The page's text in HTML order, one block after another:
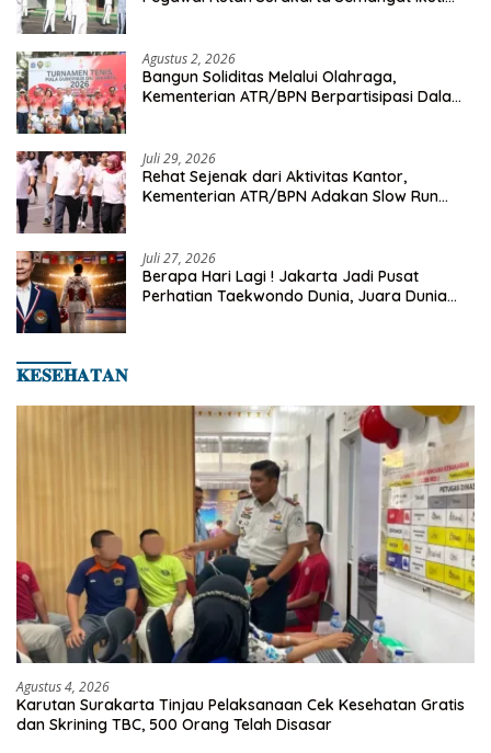
Agustus 2, 2026
Bangun Soliditas Melalui Olahraga,
Kementerian ATR/BPN Berpartisipasi Dalam
Juli 29, 2026
Rehat Sejenak dari Aktivitas Kantor,
Kementerian ATR/BPN Adakan Slow Run
Juli 27, 2026
Berapa Hari Lagi ! Jakarta Jadi Pusat
Perhatian Taekwondo Dunia, Juara Dunia
𝐊𝐄𝐒𝐄𝐇𝐀𝐓𝐀𝐍
Agustus 4, 2026
Karutan Surakarta Tinjau Pelaksanaan Cek Kesehatan Gratis
dan Skrining TBC, 500 Orang Telah Disasar